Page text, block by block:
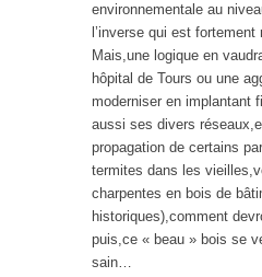
environnementale au
l’inverse qui est fortement
Mais,une logique en
hôpital de Tours ou une
moderniser en implantant
aussi ses divers
propagation de certains
termites dans les
charpentes en bois de
historiques),comment
puis,ce « beau » bois se
sain…